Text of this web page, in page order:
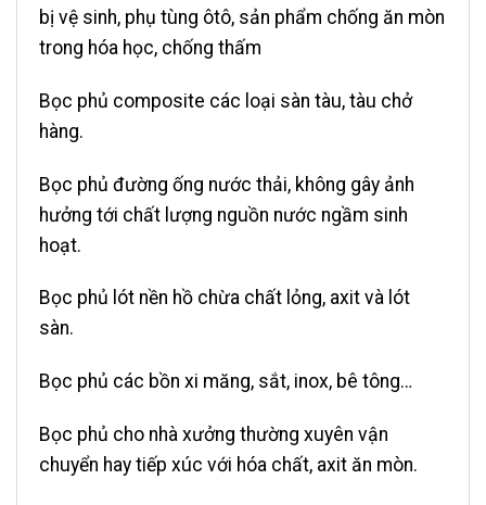
bị vệ sinh, phụ tùng ôtô, sản phẩm chống ăn mòn
trong hóa học, chống thấm
Bọc phủ composite các loại sàn tàu, tàu chở
hàng.
Bọc phủ đường ống nước thải, không gây ảnh
hưởng tới chất lượng nguồn nước ngầm sinh
hoạt.
Bọc phủ lót nền hồ chừa chất lỏng, axit và lót
sàn.
Bọc phủ các bồn xi măng, sắt, inox, bê tông…
Bọc phủ cho nhà xưởng thường xuyên vận
chuyển hay tiếp xúc với hóa chất, axit ăn mòn.